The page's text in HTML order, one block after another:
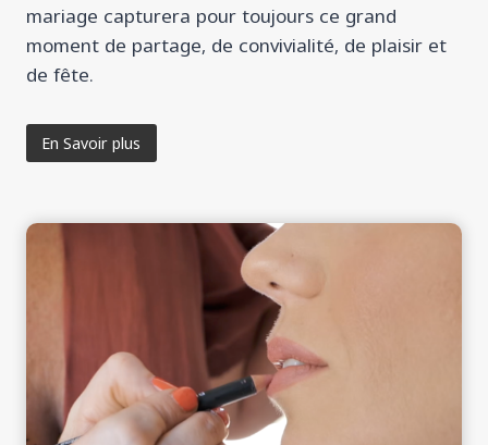
mariage capturera pour toujours ce grand
moment de partage, de convivialité, de plaisir et
de fête.
En Savoir plus